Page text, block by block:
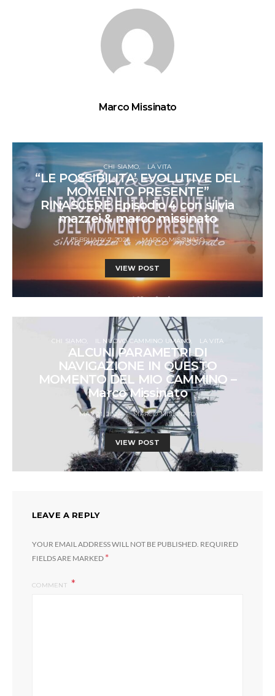
Marco Missinato
CHI SIAMO LA VITA
“LE POSSIBILITA’ EVOLUTIVE DEL
MOMENTO PRESENTE”
RINASCERE Episodio 4 con silvia
mazzei & marco missinato
FEBRUARY 7, 2024 MARCO MISSINATO
VIEW POST
CHI SIAMO IL NUOVO CAMMINO UMANO LA VITA
ALCUNI PARAMETRI DI
NAVIGAZIONE IN QUESTO
MOMENTO DEL MIO CAMMINO –
Marco Missinato
MAY 21, 2024 MARCO MISSINATO
VIEW POST
LEAVE A REPLY
YOUR EMAIL ADDRESS WILL NOT BE PUBLISHED. REQUIRED
FIELDS ARE MARKED *
COMMENT